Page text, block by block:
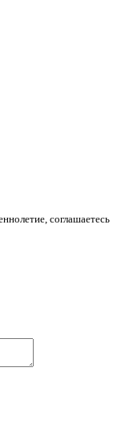
соглашаетесь